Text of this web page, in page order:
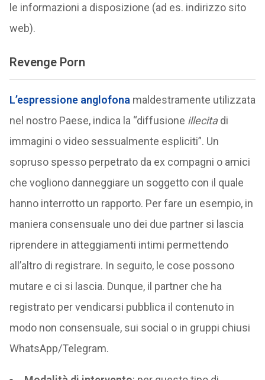
le informazioni a disposizione (ad es. indirizzo sito
web).
Revenge Porn
L’espressione anglofonamaldestramente utilizzata
nel nostro Paese, indica la “diffusione illecitadi
immagini o video sessualmente espliciti”. Un
sopruso spesso perpetrato da ex compagni o amici
che vogliono danneggiare un soggetto con il quale
hanno interrotto un rapporto. Per fare un esempio, in
maniera consensuale uno dei due partner si lascia
riprendere in atteggiamenti intimi permettendo
all’altro di registrare. In seguito, le cose possono
mutare e ci si lascia. Dunque, il partner che ha
registrato per vendicarsi pubblica il contenuto in
modo non consensuale, sui social o in gruppi chiusi
WhatsApp/Telegram.